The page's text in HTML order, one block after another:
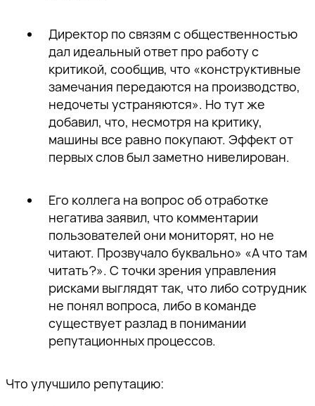
Директор по связям с общественностью
дал идеальный ответ про работу с
критикой, сообщив, что «конструктивные
замечания передаются на производство,
недочеты устраняются». Но тут же
добавил, что, несмотря на критику,
машины все равно покупают. Эффект от
первых слов был заметно нивелирован.
Его коллега на вопрос об отработке
негатива заявил, что комментарии
пользователей они мониторят, но не
читают. Прозвучало буквально» «А что там
читать?». С точки зрения управления
рисками выглядят так, что либо сотрудник
не понял вопроса, либо в команде
существует разлад в понимании
репутационных процессов.
Что улучшило репутацию: